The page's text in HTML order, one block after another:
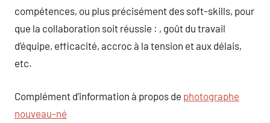
compétences, ou plus précisément des soft-skills, pour
que la collaboration soit réussie : , goût du travail
d’équipe, efficacité, accroc à la tension et aux délais,
etc.
Complément d’information à propos de photographe
nouveau-né